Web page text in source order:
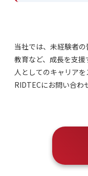
当社では、未経験者
教育など、成長を支
人としてのキャリア
RIDTECにお問い合わ